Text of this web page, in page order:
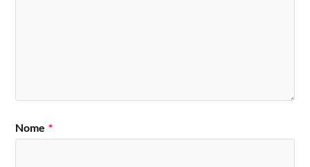
Nome *